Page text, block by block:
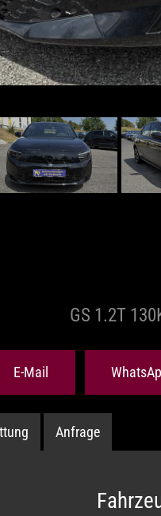
GS 1.2T
E-Mail
Anfrage